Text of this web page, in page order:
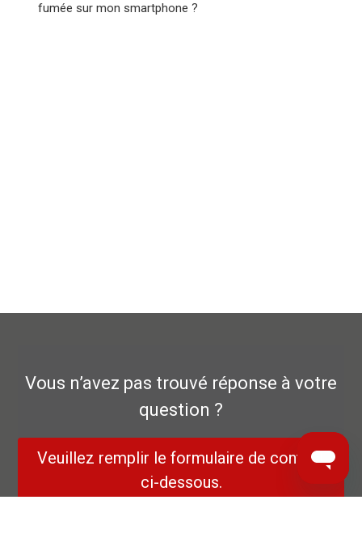
fumée sur mon smartphone ?
Vous n’avez pas trouvé réponse à votre
question ?
Veuillez remplir le formulaire de contact
ci-dessous.